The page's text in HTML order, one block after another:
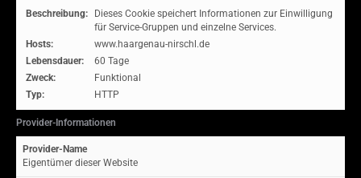
Beschreibung:
Dieses Cookie speichert Informationen zur Einwilligung
für Service-Gruppen und einzelne Services.
Hosts:
www.haargenau-nirschl.de
Lebensdauer:
60 Tage
Zweck:
Funktional
Typ:
HTTP
Provider-Informationen
Provider-Name
Eigentümer dieser Website